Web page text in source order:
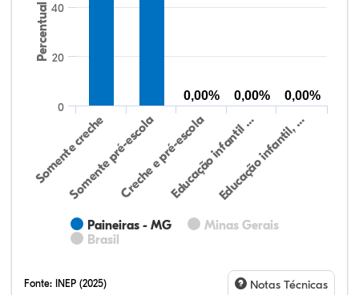
Percentual
Paineiras - MG
Minas Gerais
Brasil
Somente creche
Somente pré-escolaCreche e pré-escolaEducação infantil …Educação infantil, …
0
20
40
0,00% 0,00% 0,00%
Fonte: INEP (2025) Notas Técnicas